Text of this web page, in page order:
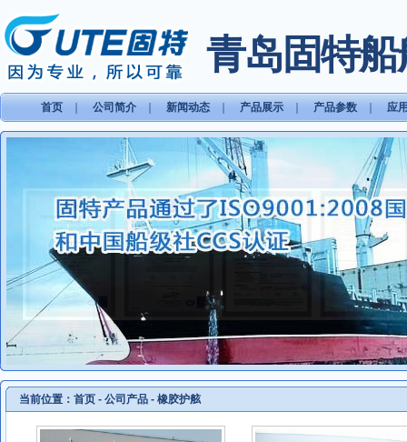
青岛固特
首页 公司简介 新闻动态 产品展示 产品参数 应
当前位置： 首页 - 公司产品 - 橡胶护舷